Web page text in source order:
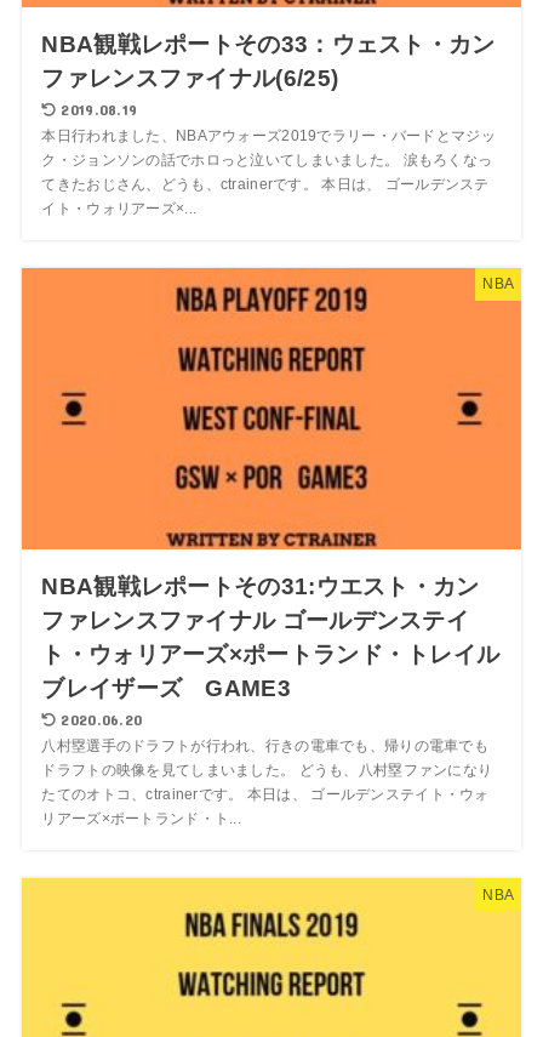
NBA観戦レポートその33：ウェスト・カン
ファレンスファイナル(6/25)
2019.08.19
本日行われました、NBAアウォーズ2019でラリー・バードとマジッ
ク・ジョンソンの話でホロっと泣いてしまいました。 涙もろくなっ
てきたおじさん、どうも、ctrainerです。 本日は、 ゴールデンステ
イト・ウォリアーズ×...
NBA
NBA観戦レポートその31:ウエスト・カン
ファレンスファイナル ゴールデンステイ
ト・ウォリアーズ×ポートランド・トレイル
ブレイザーズ GAME3
2020.06.20
八村塁選手のドラフトが行われ、行きの電車でも、帰りの電車でも
ドラフトの映像を見てしまいました。 どうも、八村塁ファンになり
たてのオトコ、ctrainerです。 本日は、 ゴールデンステイト・ウォ
リアーズ×ポートランド・ト...
NBA